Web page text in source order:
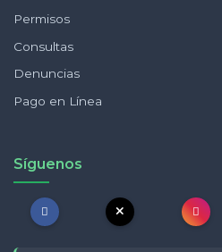
Permisos
Consultas
Denuncias
Pago en Línea
Síguenos